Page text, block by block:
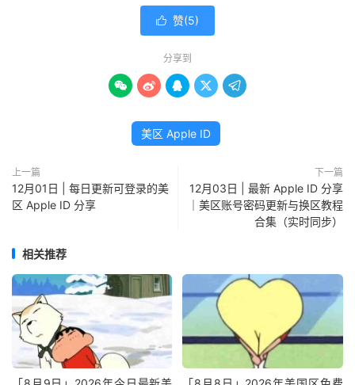
 赞(5)
分享到
    
美区 Apple ID
上一篇
12月01日 | 每日更新可登录的美
区 Apple ID 分享
下一篇
12月03日 | 最新 Apple ID 分享
｜美区账号密码更新与换区教程
合集（实时同步）
相关推荐